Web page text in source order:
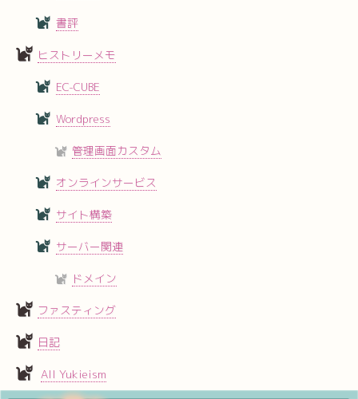
書評
ヒストリーメモ
EC-CUBE
Wordpress
管理画面カスタム
オンラインサービス
サイト構築
サーバー関連
ドメイン
ファスティング
日記
All Yukieism